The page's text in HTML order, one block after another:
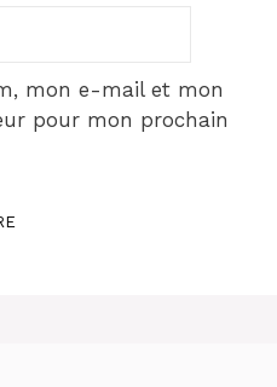
mon e-mail et mon
pour mon prochain